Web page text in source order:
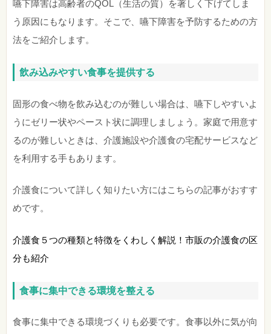
嚥下障害は高齢者のQOL（生活の質）を著しく下げてしま
う原因にもなります。そこで、嚥下障害を予防するための方
法をご紹介します。
飲み込みやすい食事を提供する
固形の食べ物を飲み込むのが難しい場合は、嚥下しやすいよ
うにゼリー状やペースト状に調理しましょう。家庭で用意す
るのが難しいときは、介護施設や介護食の宅配サービスなど
を利用する手もあります。
介護食について詳しく知りたい方にはこちらの記事がおすす
めです。
介護食５つの種類と特徴をくわしく解説！市販の介護食の区
分も紹介
食事に集中できる環境を整える
食事に集中できる環境づくりも必要です。食事以外に気が向